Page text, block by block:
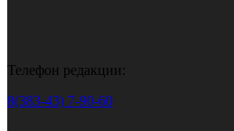
Телефон редакции:
8(383-43) 7-90-60